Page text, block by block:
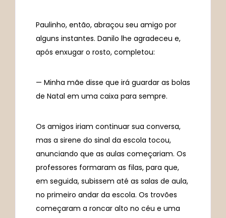
Paulinho, então, abraçou seu amigo por
alguns instantes. Danilo lhe agradeceu e,
após enxugar o rosto, completou:
— Minha mãe disse que irá guardar as bolas
de Natal em uma caixa para sempre.
Os amigos iriam continuar sua conversa,
mas a sirene do sinal da escola tocou,
anunciando que as aulas começariam. Os
professores formaram as filas, para que,
em seguida, subissem até as salas de aula,
no primeiro andar da escola. Os trovões
começaram a roncar alto no céu e uma